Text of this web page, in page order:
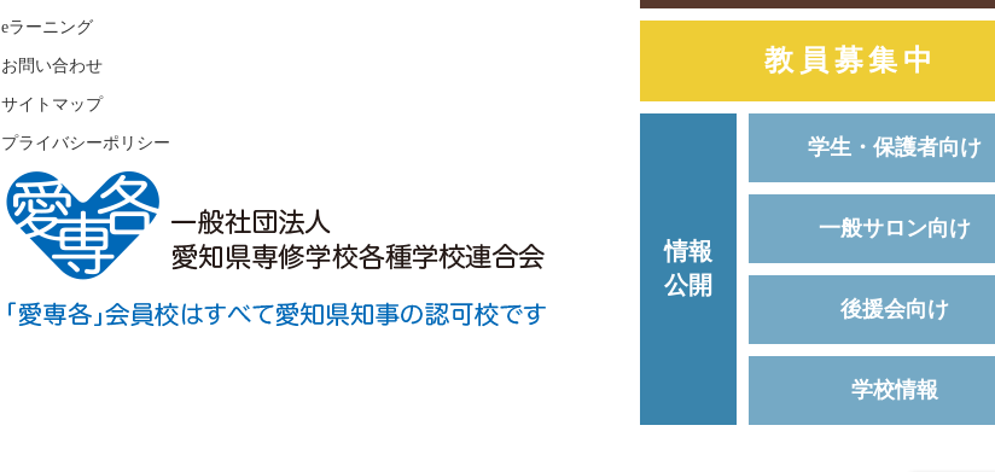
eラーニング
お問い合わせ
サイトマップ
プライバシーポリシー
教員募集中
情報
公開
学生・保護者向け
一般サロン向け
後援会向け
学校情報